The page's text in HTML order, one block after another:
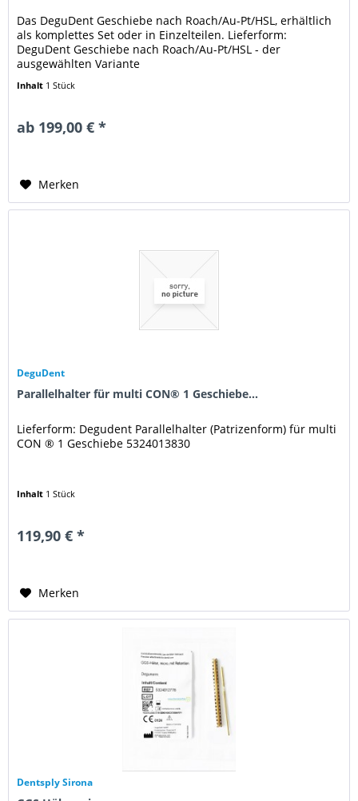
Das DeguDent Geschiebe nach Roach/Au-Pt/HSL, erhältlich
als komplettes Set oder in Einzelteilen. Lieferform:
DeguDent Geschiebe nach Roach/Au-Pt/HSL - der
ausgewählten Variante
Inhalt 1 Stück
ab 199,00 € *
Merken
DeguDent
Parallelhalter für multi CON® 1 Geschiebe...
Lieferform: Degudent Parallelhalter (Patrizenform) für multi
CON ® 1 Geschiebe 5324013830
Inhalt 1 Stück
119,90 € *
Merken
Dentsply Sirona